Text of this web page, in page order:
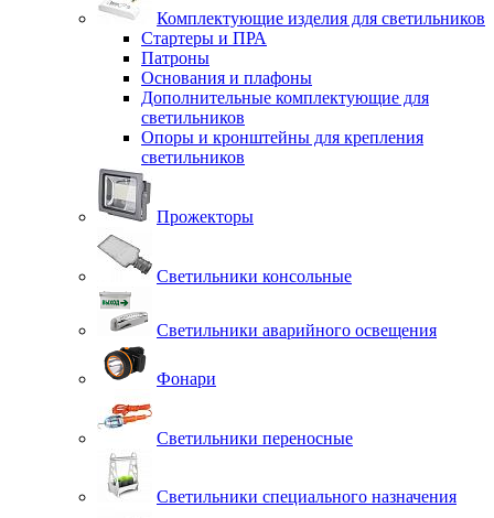
Комплектующие изделия для светильников
Стартеры и ПРА
Патроны
Основания и плафоны
Дополнительные комплектующие для
светильников
Опоры и кронштейны для крепления
светильников
Прожекторы
Светильники консольные
Светильники аварийного освещения
Фонари
Светильники переносные
Светильники специального назначения